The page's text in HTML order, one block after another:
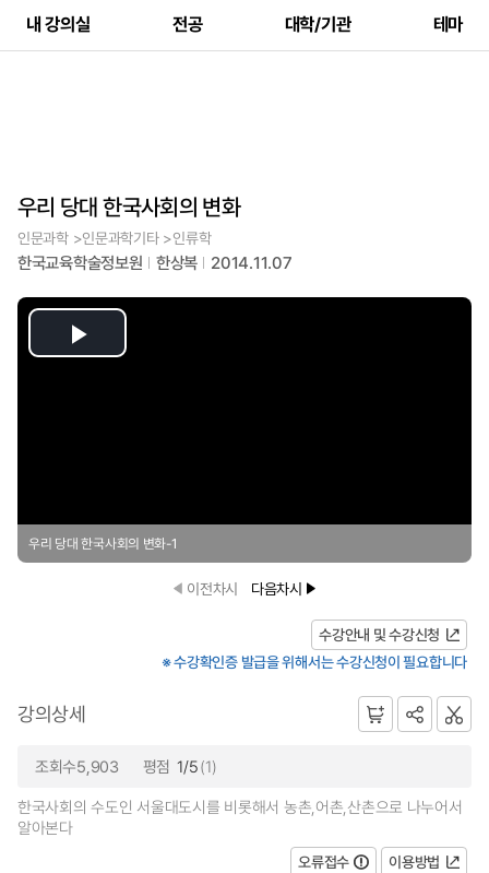
내 강의실 전공 대학/기관 테마
우리 당대 한국사회의 변화
인문과학 >인문과학기타 >인류학
한국교육학술정보원 한상복 2014.11.07
Play
우리 당대 한국사회의 변화-1
이전차시 다음차시
수강안내 및 수강신청
※ 수강확인증 발급을 위해서는 수강신청이 필요합니다
강의상세
조회수5,903 평점 1/5(1)
한국사회의 수도인 서울대도시를 비롯해서 농촌,어촌,산촌으로 나누어서
알아본다
오류접수
이용방법